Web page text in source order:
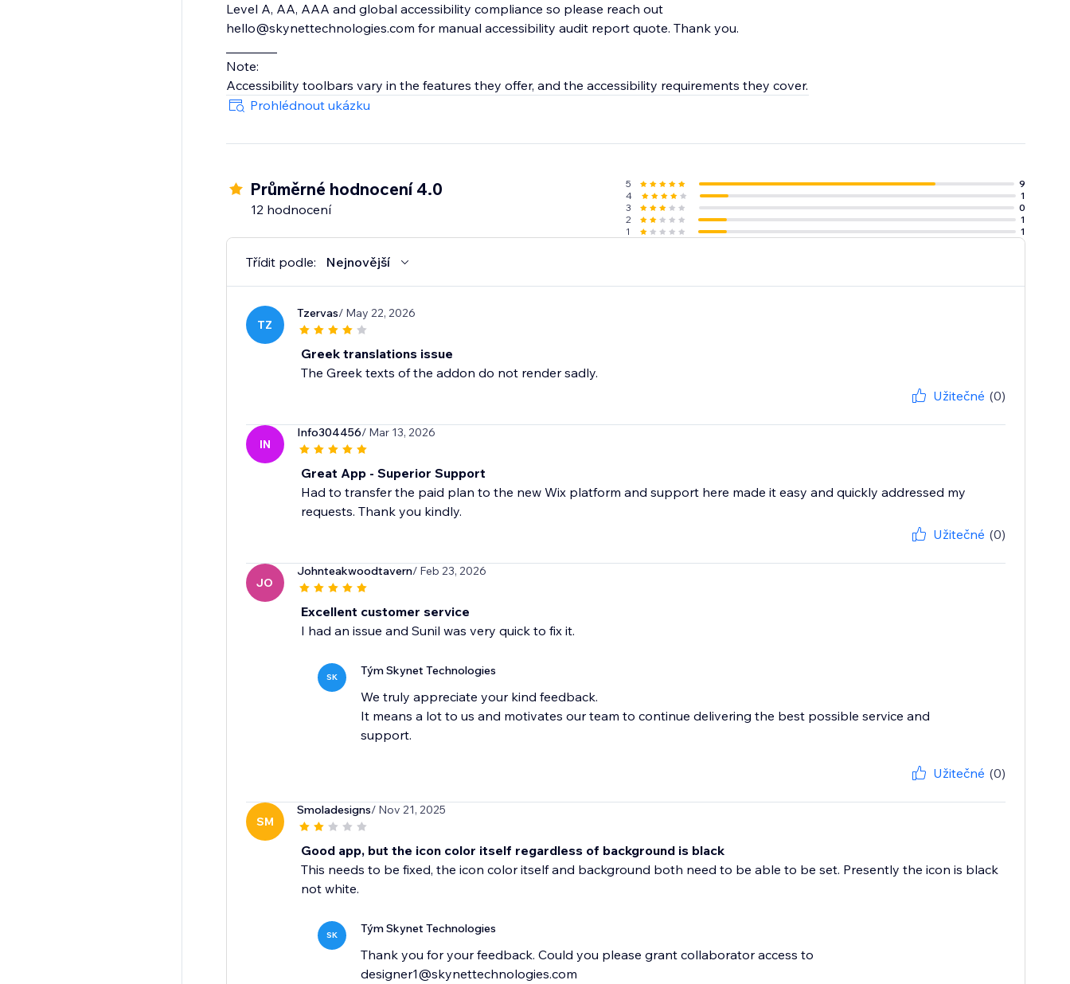
Level A, AA, AAA and global accessibility compliance so please reach out
hello@skynettechnologies.com for manual accessibility audit report quote. Thank you.
Note:
Accessibility toolbars vary in the features they offer, and the accessibility requirements they cover.
Prohlédnout ukázku
Průměrné hodnocení 4.0
12 hodnocení
5
9
4
1
3
0
2
1
1
1
Třídit podle: Nejnovější
TZ
Tzervas/ May 22, 2026
Greek translations issue
The Greek texts of the addon do not render sadly.
Užitečné (0)
IN
Info304456/ Mar 13, 2026
Great App - Superior Support
Had to transfer the paid plan to the new Wix platform and support here made it easy and quickly addressed my
requests. Thank you kindly.
Užitečné (0)
JO
Johnteakwoodtavern/ Feb 23, 2026
Excellent customer service
I had an issue and Sunil was very quick to fix it.
SK Tým Skynet Technologies
We truly appreciate your kind feedback.
It means a lot to us and motivates our team to continue delivering the best possible service and
support.
Užitečné (0)
SM
Smoladesigns/ Nov 21, 2025
Good app, but the icon color itself regardless of background is black
This needs to be fixed, the icon color itself and background both need to be able to be set. Presently the icon is black
not white.
SK Tým Skynet Technologies
Thank you for your feedback. Could you please grant collaborator access to
designer1@skynettechnologies.com